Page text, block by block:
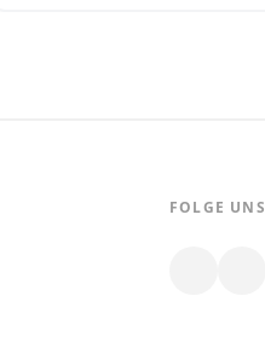
FOLGE UNS